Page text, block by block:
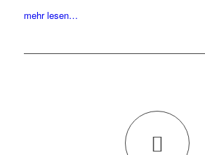
mehr lesen…